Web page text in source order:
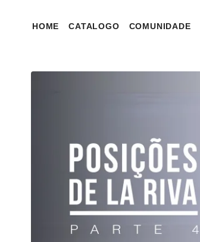
HOME CATALOGO COMUNIDADE